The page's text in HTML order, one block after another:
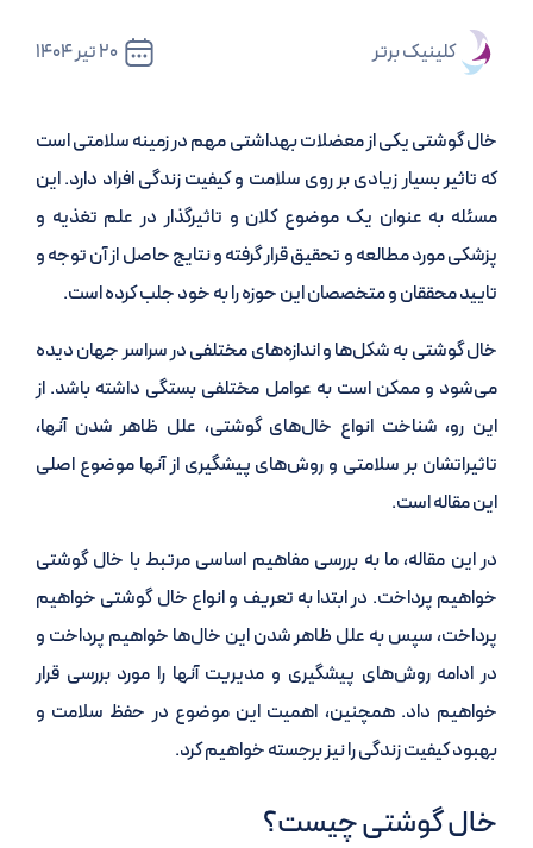
کلینیک برتر 20 تیر 1404
خال گوشتی یکی از معضلات بهداشتی مهم در زمینه سلامتی است
که تاثیر بسیار زیادی بر روی سلامت و کیفیت زندگی افراد دارد. این
مسئله به عنوان یک موضوع کلان و تاثیرگذار در علم تغذیه و
پزشکی مورد مطالعه و تحقیق قرار گرفته و نتایج حاصل از آن توجه و
تایید محققان و متخصصان این حوزه را به خود جلب کرده است.
خال گوشتی به شکل‌ها و اندازه‌های مختلفی در سراسر جهان دیده
می‌شود و ممکن است به عوامل مختلفی بستگی داشته باشد. از
این رو، شناخت انواع خال‌های گوشتی، علل ظاهر شدن آنها،
تاثیراتشان بر سلامتی و روش‌های پیشگیری از آنها موضوع اصلی
این مقاله است.
در این مقاله، ما به بررسی مفاهیم اساسی مرتبط با خال گوشتی
خواهیم پرداخت. در ابتدا به تعریف و انواع خال گوشتی خواهیم
پرداخت، سپس به علل ظاهر شدن این خال‌ها خواهیم پرداخت و
در ادامه روش‌های پیشگیری و مدیریت آنها را مورد بررسی قرار
خواهیم داد. همچنین، اهمیت این موضوع در حفظ سلامت و
بهبود کیفیت زندگی را نیز برجسته خواهیم کرد.
خال گوشتی چیست؟